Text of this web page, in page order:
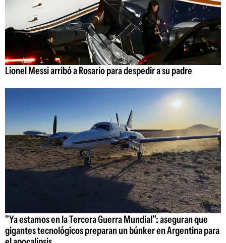
Lionel Messi arribó a Rosario para despedir a su padre
"Ya estamos en la Tercera Guerra Mundial": aseguran que
gigantes tecnológicos preparan un búnker en Argentina para